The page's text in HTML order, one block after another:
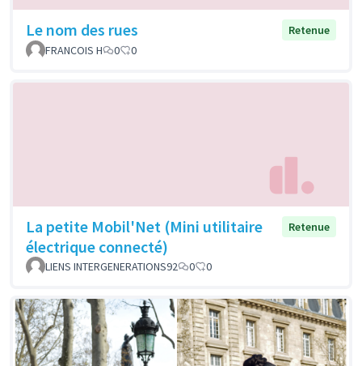
Le nom des rues
Retenue
FRANCOIS H
0 0
La petite Mobil'Net (Mini utilitaire
électrique connecté)
Retenue
LIENS INTERGENERATIONS92 0 0